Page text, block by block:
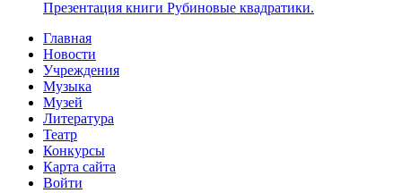
Презентация книги Рубиновые квадратики.
Главная
Новости
Учреждения
Музыка
Музей
Литература
Театр
Конкурсы
Карта сайта
Войти